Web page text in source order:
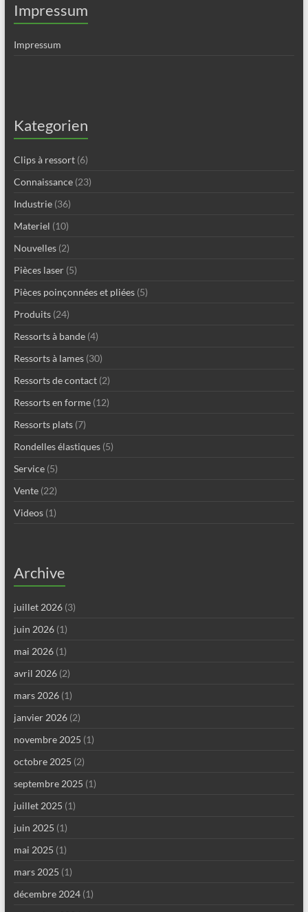
Impressum
Impressum
Kategorien
Clips à ressort(6)
Connaissance(23)
Industrie(36)
Materiel (10)
Nouvelles(2)
Pièces laser(5)
Pièces poinçonnées et pliées(5)
Produits(24)
Ressorts à bande(4)
Ressorts à lames(30)
Ressorts de contact(2)
Ressorts en forme(12)
Ressorts plats(7)
Rondelles élastiques(5)
Service(5)
Vente(22)
Videos(1)
Archive
juillet 2026(3)
juin 2026(1)
mai 2026(1)
avril 2026(2)
mars 2026(1)
janvier 2026(2)
novembre 2025 (1)
octobre 2025 (2)
septembre 2025 (1)
juillet 2025 (1)
juin 2025 (1)
mai 2025 (1)
mars 2025 (1)
décembre 2024(1)